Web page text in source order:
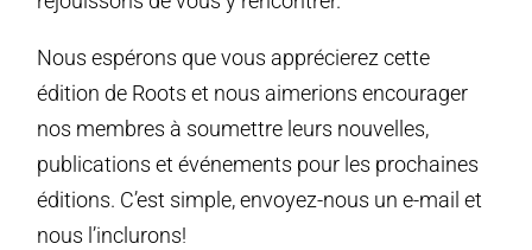
Nous espérons que vous apprécierez cette
édition de Roots et nous aimerions encourager
nos membres à soumettre leurs nouvelles,
publications et événements pour les prochaines
éditions. C’est simple, envoyez-nous un e-mail et
nous l’inclurons!